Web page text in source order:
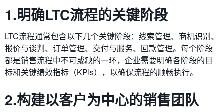
1.明确LTC流程的关键阶段
LTC流程通常包含以下几个关键阶段：线索管理、商机识别、
报价与谈判、订单管理、交付与服务、回款管理。每个阶段
都是销售流程中不可或缺的一环，企业需要明确各阶段的目
标和关键绩效指标（KPIs），以确保流程的顺畅执行。
2.构建以客户为中心的销售团队